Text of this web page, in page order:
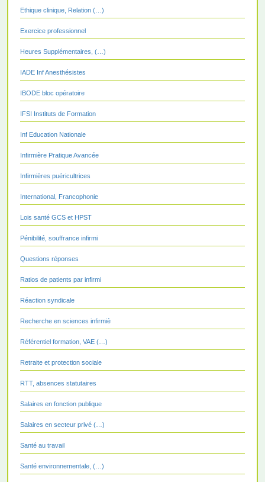
Ethique clinique, Relation (…)
Exercice professionnel
Heures Supplémentaires, (…)
IADE Inf Anesthésistes
IBODE bloc opératoire
IFSI Instituts de Formation
Inf Education Nationale
Infirmière Pratique Avancée
Infirmières puéricultrices
International, Francophonie
Lois santé GCS et HPST
Pénibilité, souffrance infirmi
Questions réponses
Ratios de patients par infirmi
Réaction syndicale
Recherche en sciences infirmiè
Référentiel formation, VAE (…)
Retraite et protection sociale
RTT, absences statutaires
Salaires en fonction publique
Salaires en secteur privé (…)
Santé au travail
Santé environnementale, (…)